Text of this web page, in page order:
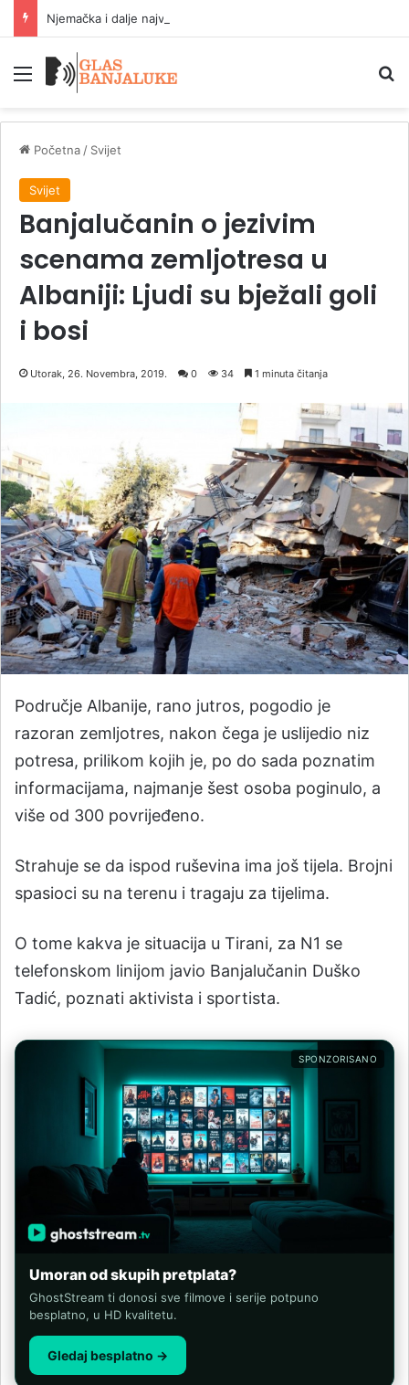
Meni
Početna / Svijet
Svijet
Banjalučanin o jezivim
scenama zemljotresa u
Albaniji: Ljudi su bježali goli
i bosi
Utorak, 26. Novembra, 2019. 0 34 1 minuta čitanja
Područje Albanije, rano jutros, pogodio je
razoran zemljotres, nakon čega je uslijedio niz
potresa, prilikom kojih je, po do sada poznatim
informacijama, najmanje šest osoba poginulo, a
više od 300 povrijeđeno.
Strahuje se da ispod ruševina ima još tijela. Brojni
spasioci su na terenu i tragaju za tijelima.
O tome kakva je situacija u Tirani, za N1 se
telefonskom linijom javio Banjalučanin Duško
Tadić, poznati aktivista i sportista.
SPONZORISANO
Umoran od skupih pretplata?
GhostStream ti donosi sve filmove i serije potpuno
besplatno, u HD kvalitetu.
Gledaj besplatno →